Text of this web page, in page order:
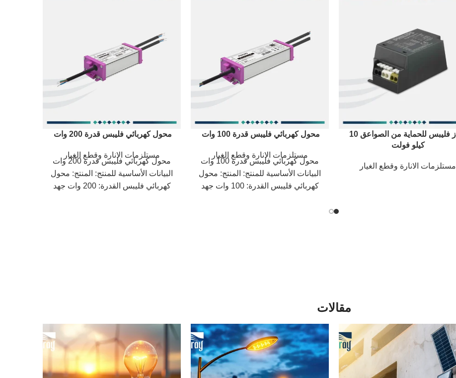
جهاز فليبس للحماية من الصواعق 10
كيلو فولت
مستلزمات الانارة وقطع الغيار
محول كهربائي فليبس قدرة 100 وات
مستلزمات الانارة وقطع الغيار
محول كهربائي فليبس قدرة 100 وات
البيانات الأساسية للمنتج: المنتج: محول
كهربائي فليبس القدرة: 100 وات جهد
محول كهربائي فليبس قدرة 200 وات
مستلزمات الانارة وقطع الغيار
محول كهربائي فليبس قدرة 200 وات
البيانات الأساسية للمنتج: المنتج: محول
كهربائي فليبس القدرة: 200 وات جهد
مقالات